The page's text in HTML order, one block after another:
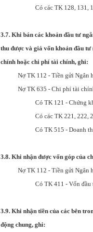
Có các TK 128, 131, 136,
3.7. Khi bán các khoản đầu tư
thu được và giá vốn khoản đầu
chính hoặc chi phí tài chính, ghi:
Nợ TK 112 - Tiền gửi Ngân
Nợ TK 635 - Chi phí tài
Có TK 121 - Chứng
Có các TK 221, 222,
Có TK 515 - Doanh thu
3.8. Khi nhận được vốn góp của
Nợ TK 112 - Tiền gửi Ngân
Có TK 411 - Vốn đầu tư
3.9. Khi nhận tiền của các bên
động chung, ghi: